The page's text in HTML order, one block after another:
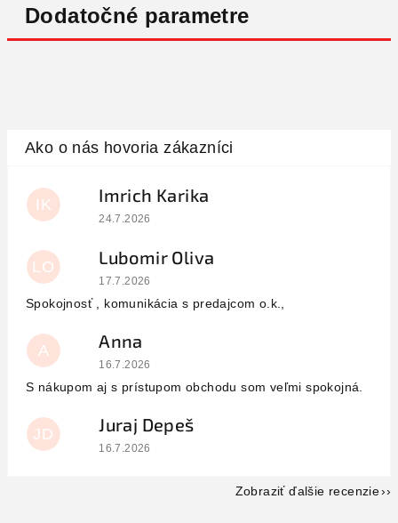
Dodatočné parametre
IK Imrich Karika
Hodnotenie obchodu je 5 z 5 hviezdičiek.
24.7.2026
LO Lubomir Oliva
Hodnotenie obchodu je 5 z 5 hviezdičiek.
17.7.2026
Spokojnosť , komunikácia s predajcom o.k.,
A Anna
Hodnotenie obchodu je 5 z 5 hviezdičiek.
16.7.2026
S nákupom aj s prístupom obchodu som veľmi spokojná.
JD Juraj Depeš
Hodnotenie obchodu je 5 z 5 hviezdičiek.
16.7.2026
Zobraziť ďalšie recenzie